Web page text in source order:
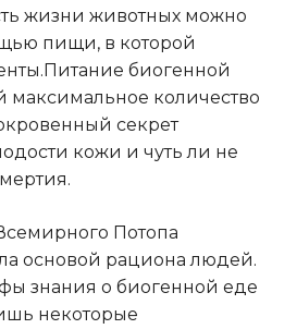
жизни животных можно
пищи, в которой
биогенной
количество
секрет
кожи и чуть ли не
Потопа
основой рациона людей.
знания о биогенной еде
некоторые